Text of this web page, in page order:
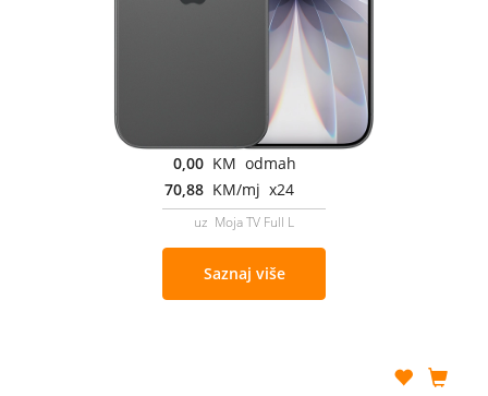
0,00 KM odmah
70,88 KM/mj x24
uz Moja TV Full L
Saznaj više